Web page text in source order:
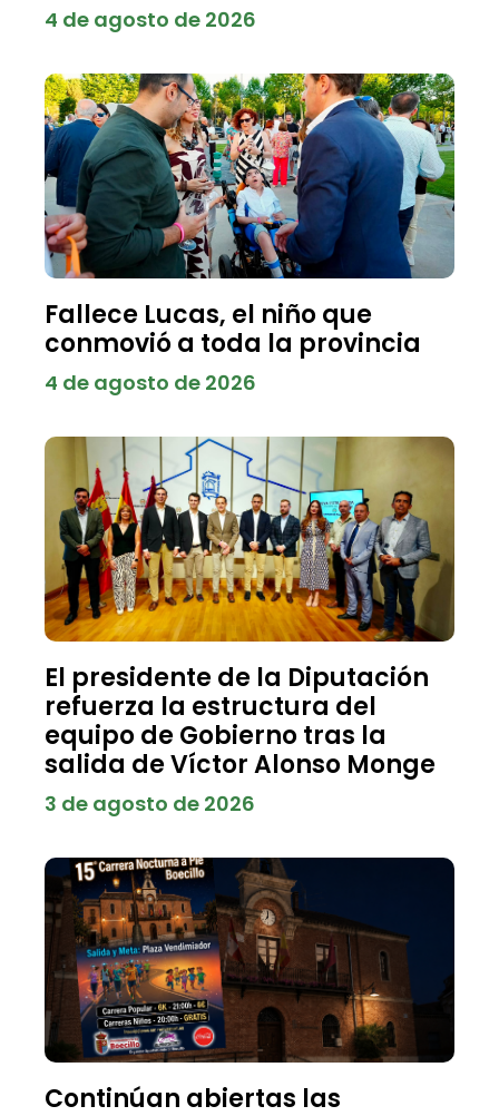
4 de agosto de 2026
Fallece Lucas, el niño que
conmovió a toda la provincia
4 de agosto de 2026
El presidente de la Diputación
refuerza la estructura del
equipo de Gobierno tras la
salida de Víctor Alonso Monge
3 de agosto de 2026
Continúan abiertas las